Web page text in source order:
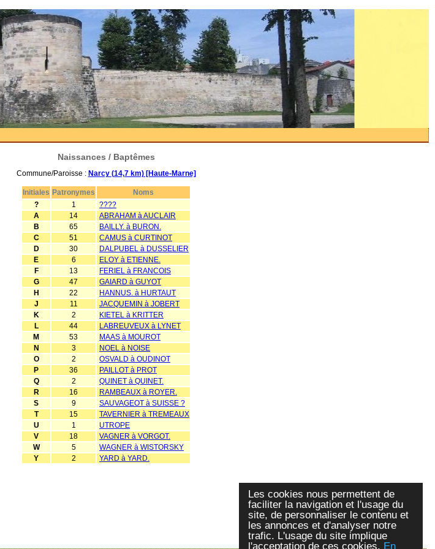
Les cookies nous permettent de
faciliter la navigation et l'usage du
site, de personnaliser le contenu et
les annonces et d'analyser notre
trafic. L'usage du site implique
l'acceptation de ces cookies. En
Naissances / Baptêmes
Commune/Paroisse : Narcy (14,7 km) [Haute-Marne]
Initiales Patronymes
Noms
?
1
????
A
14
ABRAHAM à AUCLAIR
B
65
BAILLY. à BURON.
C
51
CAMUS à CURTINOT
D
30
DALPUBEL à DUSSELIER
E
6
ELOY à ETIENNE.
F
13
FERIEL à FRANCOIS
G
47
GAIARD à GUYOT
H
22
HANNUS. à HURTAUT
J
11
JACQUEMIN à JOBERT
K
2
KIETEL à KRITTER
L
44
LABREUVEUX à LYNET
M
53
MAAS à MOUROT
N
3
NOEL à NOISE
O
2
OSVALD à OUDINOT
P
36
PAILLOT à PROT
Q
2
QUINET à QUINET.
R
16
RAMBEAUX à ROYER.
S
9
SAUVAGEOT à SUISSE ?
T
15
TAVERNIER à TREMEAUX
U
1
UTROPE
V
18
VAGNER à VORGOT.
W
5
WAGNER à WISTORSKY
Y
2 YARD à YARD.